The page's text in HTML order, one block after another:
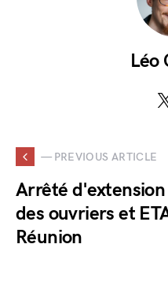
Léo
— PREVIOUS ARTICLE
Arrêté
des ouvriers et
Réunion